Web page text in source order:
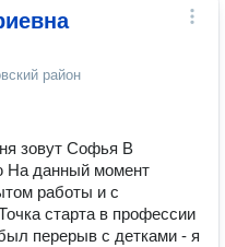
район
зовут Софья В
На данный момент
работы и с
старта в профессии
перерыв с детками - я